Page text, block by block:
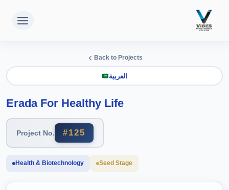
Back to Projects
العربية
Erada For Healthy Life
Project No. #125
Health & Biotechnology Seed Stage